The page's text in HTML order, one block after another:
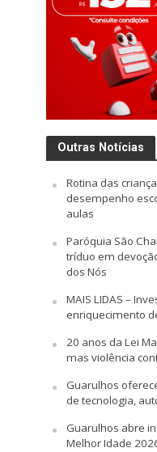
Outras Notícias
Rotina das
desempenho
aulas
Paróquia São
tríduo em
dos Nós
MAIS LIDAS –
enriquecimento
20 anos da Lei
mas violência
Guarulhos
de tecnologia,
Guarulhos abre
Melhor Idade